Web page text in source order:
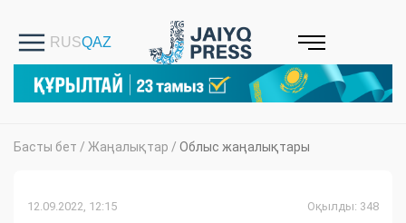
Басты бет / Жаңалықтар / Облыс жаңалықтары
12.09.2022, 12:15 Оқылды: 348